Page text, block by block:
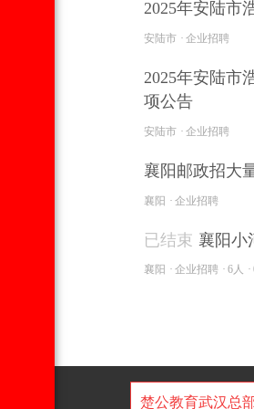
2025年安陆市
安陆市 企业招聘
2025年安陆市
项公告
安陆市 企业招聘
襄阳邮政招大
襄阳 企业招聘
已结束 襄阳小
襄阳 企业招聘 6人
楚公教育武汉总